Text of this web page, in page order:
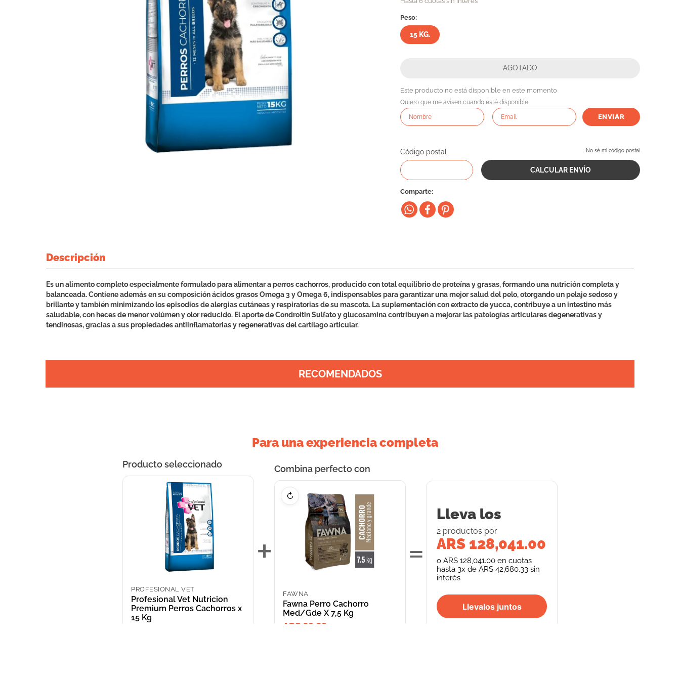
Peso:
15 KG.
Este producto no está disponible en este momento
Quiero que me avisen cuando esté disponible
ENVIAR
Código postal No sé mi código postal
Comparte
Descripción
Es un alimento completo especialmente formulado para alimentar a perros cachorros, producido con total equilibrio de proteína y grasas, formando una nutrición completa y
balanceada. Contiene además en su composición ácidos grasos Omega 3 y Omega 6, indispensables para garantizar una mejor salud del pelo, otorgando un pelaje sedoso y
brillante y también minimizando los episodios de alergias cutáneas y respiratorias de su mascota. La suplementación con extracto de yucca, contribuye a un intestino más
saludable, con heces de menor volúmen y olor reducido. El aporte de Condroitin Sulfato y glucosamina contribuyen a mejorar las patologías articulares degenerativas y
tendinosas, gracias a sus propiedades antiinflamatorias y regenerativas del cartílago articular.
RECOMENDADOS
Para una experiencia completa
Producto seleccionado
PROFESIONAL VET
Profesional Vet Nutricion
Premium Perros Cachorros x
15 Kg
+
Combina perfecto con
↻
FAWNA
Fawna Perro Cachorro
Med/Gde X 7,5 Kg
ARS 68,689.00
=
Lleva los
2 productos por
ARS 128,041.00
o ARS 128,041.00 en cuotas
hasta 3x de ARS 42,680.33 sin
interés
Llevalos juntos